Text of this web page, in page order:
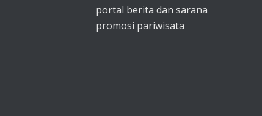
portal berita dan sarana
promosi pariwisata